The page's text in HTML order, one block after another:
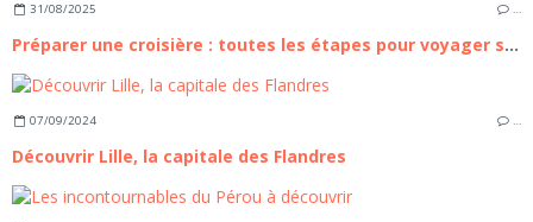
31/08/2025 …
Préparer une croisière : toutes les étapes pour voyager serein
07/09/2024 …
Découvrir Lille, la capitale des Flandres